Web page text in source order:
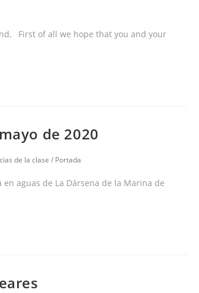
First of all we hope that you and your
de 2020
de la clase / Portada
aguas de La Dársena de la Marina de